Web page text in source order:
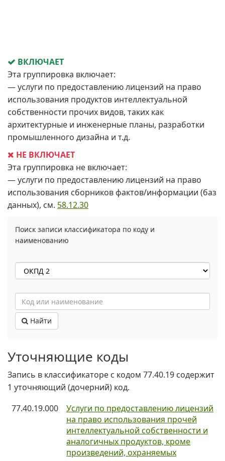
ВКЛЮЧАЕТ
Эта группировка включает:
— услуги по предоставлению лицензий на право
использования продуктов интеллектуальной
собственности прочих видов, таких как
архитектурные и инженерные планы, разработки
промышленного дизайна и т.д.
НЕ ВКЛЮЧАЕТ
Эта группировка не включает:
— услуги по предоставлению лицензий на право
использования сборников фактов/информации (баз
данных), см. 58.12.30
Поиск записи классификатора по коду и
наименованию
Найти
Уточняющие коды
Запись в классификаторе с кодом 77.40.19 содержит
1 уточняющий (дочерний) код.
77.40.19.000
Услуги по предоставлению лицензий
на право использования прочей
интеллектуальной собственности и
аналогичных продуктов, кроме
произведений, охраняемых